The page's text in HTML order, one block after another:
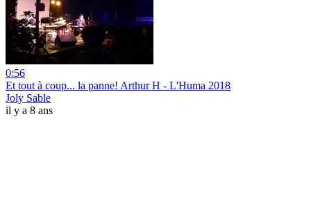
0:56
Et tout à coup... la panne! Arthur H - L'Huma 2018
Joly Sable
il y a 8 ans